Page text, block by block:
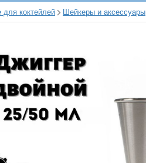
для коктейлей Шейкеры и аксессуары